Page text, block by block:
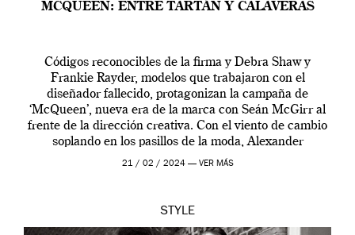
MCQUEEN: ENTRE TARTÁN Y CALAVERAS
Códigos reconocibles de la firma y Debra Shaw y
Frankie Rayder, modelos que trabajaron con el
diseñador fallecido, protagonizan la campaña de
‘McQueen’, nueva era de la marca con Seán McGirr al
frente de la dirección creativa. Con el viento de cambio
soplando en los pasillos de la moda, Alexander
McQueen se prepara para una […]
21 / 02 / 2024 — VER MÁS
STYLE